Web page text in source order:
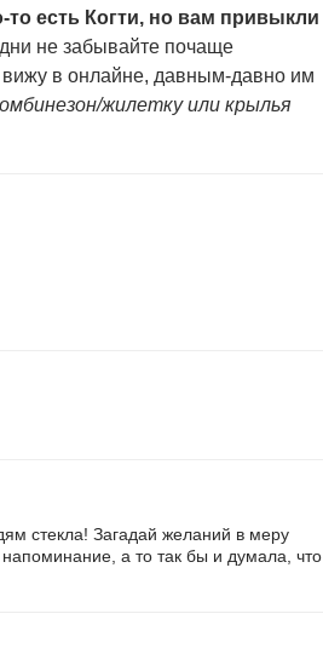
то есть Когти, но вам привыкли
не забывайте почаще
в онлайне, давным-давно им
жилетку или крылья
стекла! Загадай желаний в меру
а то так бы и думала, что